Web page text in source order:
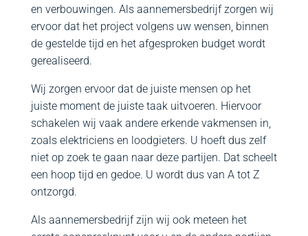
en verbouwingen. Als aannemersbedrijf zorgen wij
ervoor dat het project volgens uw wensen, binnen
de gestelde tijd en het afgesproken budget wordt
gerealiseerd.
Wij zorgen ervoor dat de juiste mensen op het
juiste moment de juiste taak uitvoeren. Hiervoor
schakelen wij vaak andere erkende vakmensen in,
zoals elektriciens en loodgieters. U hoeft dus zelf
niet op zoek te gaan naar deze partijen. Dat scheelt
een hoop tijd en gedoe. U wordt dus van A tot Z
ontzorgd.
Als aannemersbedrijf zijn wij ook meteen het